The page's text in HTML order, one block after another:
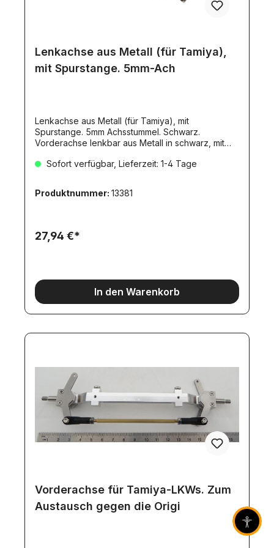
Lenkachse aus Metall (für Tamiya),
mit Spurstange. 5mm-Ach
Lenkachse aus Metall (für Tamiya), mit
Spurstange. 5mm Achsstummel. Schwarz.
Vorderachse lenkbar aus Metall in schwarz, mit
Fahrwerke.Maße:Breite: 175mmGewinde:
Sofort verfügbar, Lieferzeit: 1-4 Tage
Produktnummer: 13381
27,94 €*
In den Warenkorb
Vorderachse für Tamiya-LKWs. Zum
Austausch gegen die Origi